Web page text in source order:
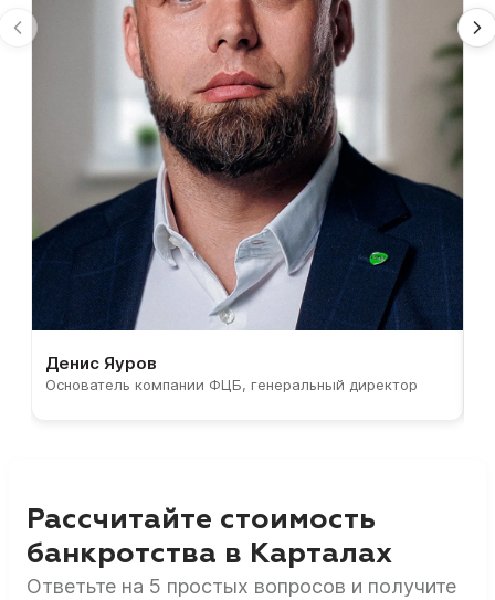
Денис Яуров
Основатель компании ФЦБ, генеральный директор
Рассчитайте стоимость
банкротства в Карталах
Ответьте на 5 простых вопросов и получите